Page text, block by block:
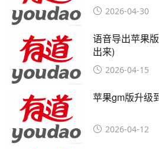
2026-04-30
语音导出苹果
出来)
2026-04-15
苹果gm版升级
2026-04-12